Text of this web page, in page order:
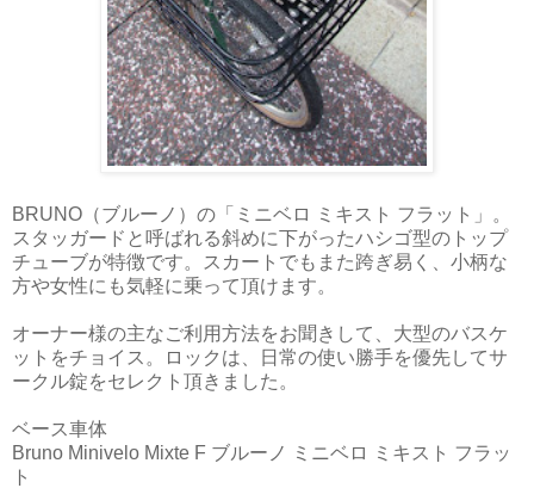
BRUNO（ブルーノ）の「ミニベロ ミキスト フラット」。
スタッガードと呼ばれる斜めに下がったハシゴ型のトップ
チューブが特徴です。スカートでもまた跨ぎ易く、小柄な
方や女性にも気軽に乗って頂けます。
オーナー様の主なご利用方法をお聞きして、大型のバスケ
ットをチョイス。ロックは、日常の使い勝手を優先してサ
ークル錠をセレクト頂きました。
ベース車体
Bruno Minivelo Mixte F ブルーノ ミニベロ ミキスト フラッ
ト